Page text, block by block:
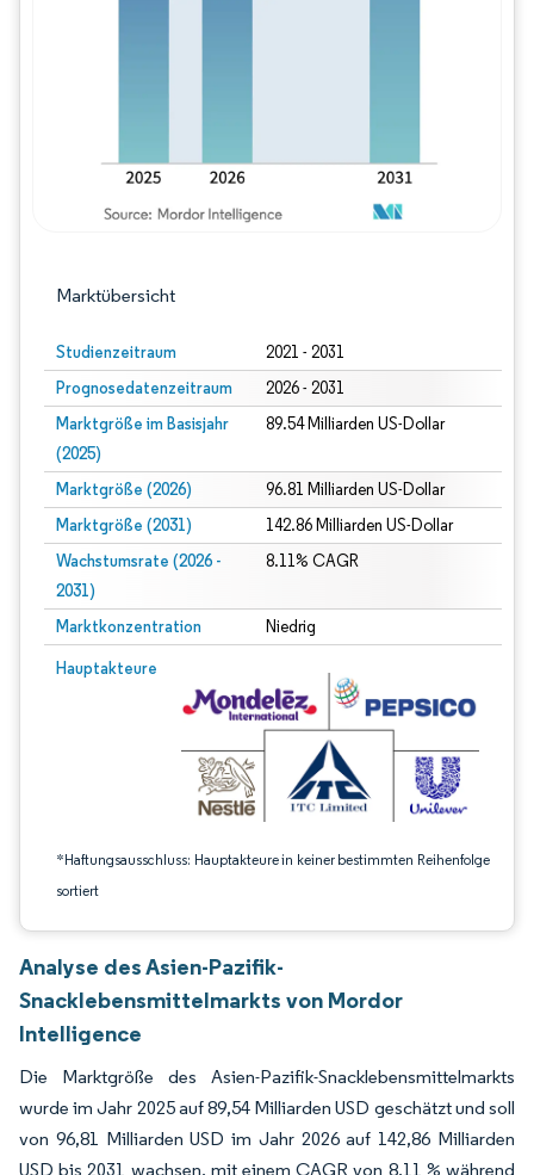
Marktübersicht
Studienzeitraum 2021 - 2031
Prognosedatenzeitraum 2026 - 2031
Marktgröße im Basisjahr
(2025)
89.54 Milliarden US-Dollar
Marktgröße (2026) 96.81 Milliarden US-Dollar
Marktgröße (2031) 142.86 Milliarden US-Dollar
Wachstumsrate (2026 -
2031)
8.11% CAGR
Marktkonzentration Niedrig
Hauptakteure
*Haftungsausschluss: Hauptakteure in keiner bestimmten Reihenfolge
sortiert
Bild © Mordor Intelligence. Wiederverwendung erfordert Namensnennung
Analyse des Asien-Pazifik-
Snacklebensmittelmarkts von Mordor
Intelligence
Die Marktgröße des Asien-Pazifik-Snacklebensmittelmarkts
wurde im Jahr 2025 auf 89,54 Milliarden USD geschätzt und soll
von 96,81 Milliarden USD im Jahr 2026 auf 142,86 Milliarden
USD bis 2031 wachsen, mit einem CAGR von 8,11 % während